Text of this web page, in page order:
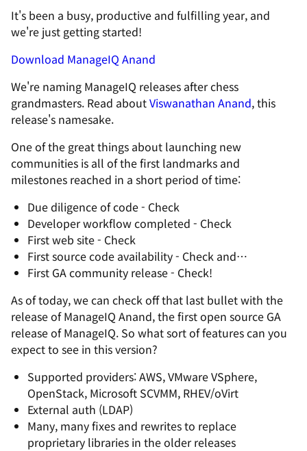
It's been a busy, productive and fulfilling year, and
we're just getting started!
Download ManageIQ Anand
We're naming ManageIQ releases after chess
grandmasters. Read aboutViswanathan Anand, this
release's namesake.
One of the great things about launching new
communities is all of the first landmarks and
milestones reached in a short period of time:
Due diligence of code - Check
Developer workflow completed - Check
First web site - Check
First source code availability - Check and…
First GA community release - Check!
As of today, we can check off that last bullet with the
release of ManageIQ Anand, the first open source GA
release of ManageIQ. So what sort of features can you
expect to see in this version?
Supported providers: AWS, VMware VSphere,
OpenStack, Microsoft SCVMM, RHEV/oVirt
External auth (LDAP)
Many, many fixes and rewrites to replace
proprietary libraries in the older releases